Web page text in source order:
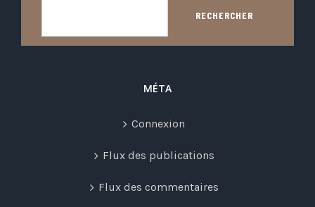
RECHERCHER
MÉTA
Connexion
Flux des publications
Flux des commentaires